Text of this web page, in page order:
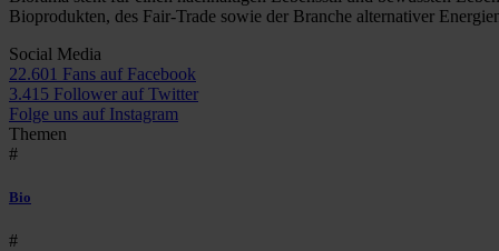
Bioprodukten, des Fair-Trade sowie der Branche alternativer
Social Media
22.601 Fans auf Facebook
3.415 Follower auf Twitter
Folge uns auf Instagram
Themen
#
Bio
#